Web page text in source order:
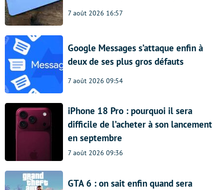
7 août 2026 16:57
Google Messages s’attaque enfin à
deux de ses plus gros défauts
7 août 2026 09:54
iPhone 18 Pro : pourquoi il sera
difficile de l’acheter à son lancement
en septembre
7 août 2026 09:36
GTA 6 : on sait enfin quand sera